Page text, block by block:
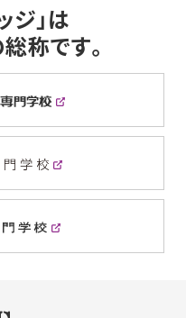
ジ」は
称です。